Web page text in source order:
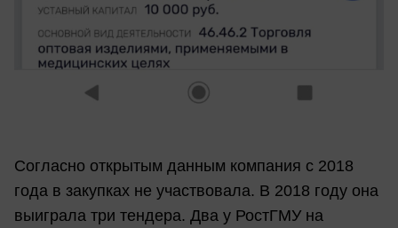
Согласно открытым данным компания с 2018
года в закупках не участвовала. В 2018 году она
выиграла три тендера. Два у РостГМУ на